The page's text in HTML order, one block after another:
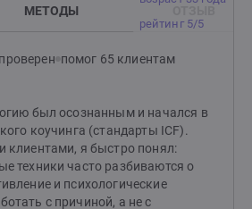
рейтинг 5/5
МЕТОДЫ
помог 65 клиентам
был осознанным и начался в
коучинга (стандарты ICF).
клиентами, я быстро понял:
техники часто разбиваются о
и психологические
с причиной, а не с